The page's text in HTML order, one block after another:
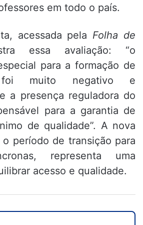
em todo o país.
acessada pela Folha de
essa avaliação: “o
para a formação de
foi muito negativo e
a presença reguladora do
para a garantia de
de qualidade”. A nova
período de transição para
representa uma
acesso e qualidade.